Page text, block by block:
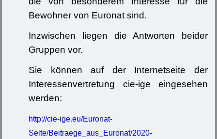
Bewohner von Euronat sind.
Inzwischen liegen die Antworten beider
Gruppen vor.
Sie können auf der Internetseite der
Interessenvertretung cie-ige eingesehen
werden:
http://cie-ige.eu/Euronat-
Seite/Beitraege_aus_Euronat/2020-